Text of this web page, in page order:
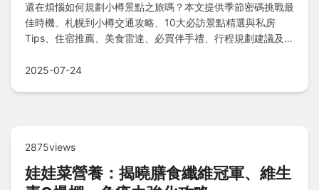
還在煩惱如何規劃小樽景點之旅嗎？本文提供季節密碼挑戰最
佳時機、札幌到小樽交通攻略、10大必訪景點精選與私房
Tips、住宿推薦、美食雷達、必買伴手禮、行程規劃建議及費
程！
2025-07-24
2875views
娃娃菜營養：揭曉膳食纖維冠軍、維生